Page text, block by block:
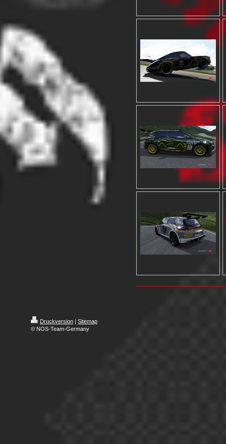
Druckversion | Sitemap
© NOS-Team-Germany